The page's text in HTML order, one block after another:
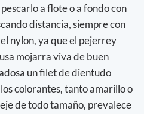
a flote o a fondo con
distancia, siempre con
nylon, ya que el pejerrey
mojarra viva de buen
un filet de dientudo
colorantes, tanto amarillo o
de todo tamaño, prevalece